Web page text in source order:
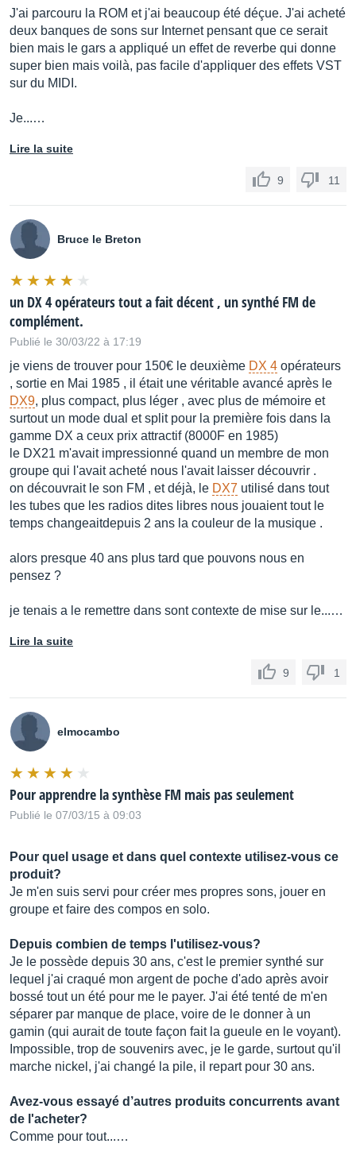
J'ai parcouru la ROM et j'ai beaucoup été déçue. J'ai acheté
deux banques de sons sur Internet pensant que ce serait
bien mais le gars a appliqué un effet de reverbe qui donne
super bien mais voilà, pas facile d'appliquer des effets VST
sur du MIDI.
Je...…
Lire la suite
9 11
Bruce le Breton
un DX 4 opérateurs tout a fait décent , un synthé FM de
complément.
Publié le 30/03/22 à 17:19
je viens de trouver pour 150€ le deuxième DX 4 opérateurs
, sortie en Mai 1985 , il était une véritable avancé après le
DX9, plus compact, plus léger , avec plus de mémoire et
surtout un mode dual et split pour la première fois dans la
gamme DX a ceux prix attractif (8000F en 1985)
le DX21 m'avait impressionné quand un membre de mon
groupe qui l'avait acheté nous l'avait laisser découvrir .
on découvrait le son FM , et déjà, le DX7 utilisé dans tout
les tubes que les radios dites libres nous jouaient tout le
temps changeaitdepuis 2 ans la couleur de la musique .
alors presque 40 ans plus tard que pouvons nous en
pensez ?
je tenais a le remettre dans sont contexte de mise sur le...…
Lire la suite
9 1
elmocambo
Pour apprendre la synthèse FM mais pas seulement
Publié le 07/03/15 à 09:03
Pour quel usage et dans quel contexte utilisez-vous ce
produit?
Je m'en suis servi pour créer mes propres sons, jouer en
groupe et faire des compos en solo.
Depuis combien de temps l'utilisez-vous?
Je le possède depuis 30 ans, c'est le premier synthé sur
lequel j'ai craqué mon argent de poche d'ado après avoir
bossé tout un été pour me le payer. J'ai été tenté de m'en
séparer par manque de place, voire de le donner à un
gamin (qui aurait de toute façon fait la gueule en le voyant).
Impossible, trop de souvenirs avec, je le garde, surtout qu'il
marche nickel, j'ai changé la pile, il repart pour 30 ans.
Avez-vous essayé d’autres produits concurrents avant
de l'acheter?
Comme pour tout...…